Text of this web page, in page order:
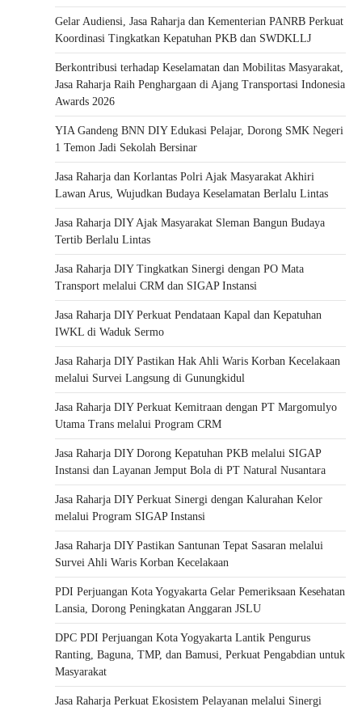
Gelar Audiensi, Jasa Raharja dan Kementerian PANRB Perkuat
Koordinasi Tingkatkan Kepatuhan PKB dan SWDKLLJ
Berkontribusi terhadap Keselamatan dan Mobilitas Masyarakat,
Jasa Raharja Raih Penghargaan di Ajang Transportasi Indonesia
Awards 2026
YIA Gandeng BNN DIY Edukasi Pelajar, Dorong SMK Negeri
1 Temon Jadi Sekolah Bersinar
Jasa Raharja dan Korlantas Polri Ajak Masyarakat Akhiri
Lawan Arus, Wujudkan Budaya Keselamatan Berlalu Lintas
Jasa Raharja DIY Ajak Masyarakat Sleman Bangun Budaya
Tertib Berlalu Lintas
Jasa Raharja DIY Tingkatkan Sinergi dengan PO Mata
Transport melalui CRM dan SIGAP Instansi
Jasa Raharja DIY Perkuat Pendataan Kapal dan Kepatuhan
IWKL di Waduk Sermo
Jasa Raharja DIY Pastikan Hak Ahli Waris Korban Kecelakaan
melalui Survei Langsung di Gunungkidul
Jasa Raharja DIY Perkuat Kemitraan dengan PT Margomulyo
Utama Trans melalui Program CRM
Jasa Raharja DIY Dorong Kepatuhan PKB melalui SIGAP
Instansi dan Layanan Jemput Bola di PT Natural Nusantara
Jasa Raharja DIY Perkuat Sinergi dengan Kalurahan Kelor
melalui Program SIGAP Instansi
Jasa Raharja DIY Pastikan Santunan Tepat Sasaran melalui
Survei Ahli Waris Korban Kecelakaan
PDI Perjuangan Kota Yogyakarta Gelar Pemeriksaan Kesehatan
Lansia, Dorong Peningkatan Anggaran JSLU
DPC PDI Perjuangan Kota Yogyakarta Lantik Pengurus
Ranting, Baguna, TMP, dan Bamusi, Perkuat Pengabdian untuk
Masyarakat
Jasa Raharja Perkuat Ekosistem Pelayanan melalui Sinergi